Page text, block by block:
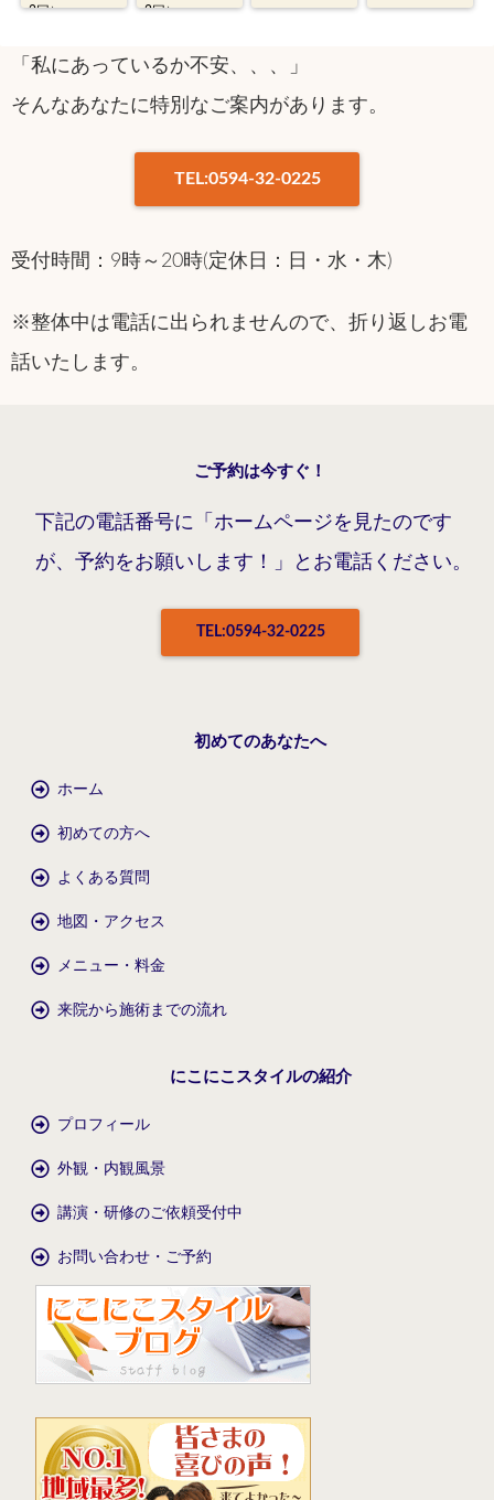
2回）
2回）
「私にあっているか不安、、、」
そんなあなたに特別なご案内があります。
TEL:0594-32-0225
受付時間：9時～20時(定休日：日・水・木)
※整体中は電話に出られませんので、折り返しお電
話いたします。
ご予約は今すぐ！
下記の電話番号に「ホームページを見たのです
が、予約をお願いします！」とお電話ください。
TEL:0594-32-0225
初めてのあなたへ
ホーム
初めての方へ
よくある質問
地図・アクセス
メニュー・料金
来院から施術までの流れ
にこにこスタイルの紹介
プロフィール
外観・内観風景
講演・研修のご依頼受付中
お問い合わせ・ご予約